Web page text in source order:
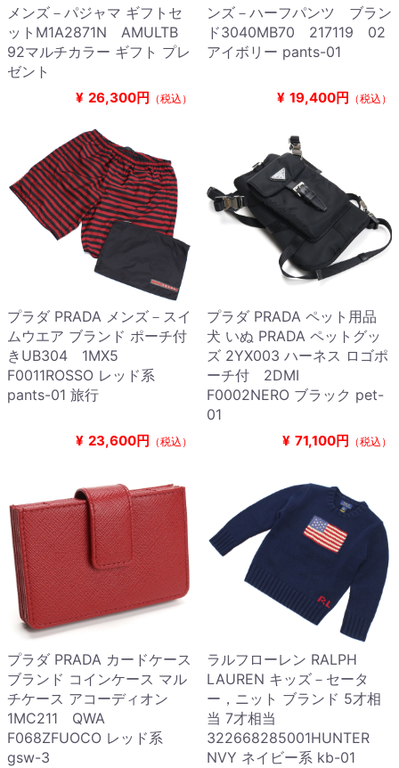
メンズ－パジャマ ギフトセ
ットM1A2871N AMULTB
92マルチカラー ギフト プレ
ゼント
¥ 26,300円 （税込）
ンズ－ハーフパンツ ブラン
ド3040MB70 217119 02
アイボリー pants-01
¥ 19,400円 （税込）
プラダ PRADA メンズ－スイ
ムウエア ブランド ポーチ付
きUB304 1MX5
F0011ROSSO レッド系
pants-01 旅行
¥ 23,600円 （税込）
プラダ PRADA ペット用品
犬 いぬ PRADA ペットグッ
ズ 2YX003 ハーネス ロゴポ
ーチ付 2DMI
F0002NERO ブラック pet-
01
¥ 71,100円 （税込）
プラダ PRADA カードケース
ブランド コインケース マル
チケース アコーディオン
1MC211 QWA
F068ZFUOCO レッド系
gsw-3
ラルフローレン RALPH
LAUREN キッズ－セータ
ー，ニット ブランド 5才相
当 7才相当
322668285001HUNTER
NVY ネイビー系 kb-01